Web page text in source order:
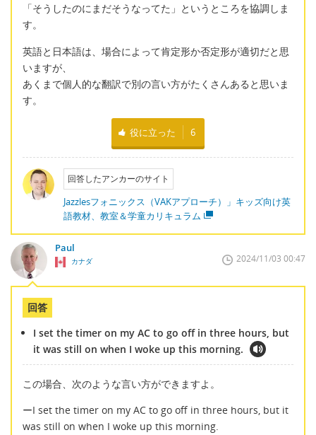
「そうしたのにまだそうなってた」というところを協調しま
す。
英語と日本語は、場合によって肯定形か否定形が適切だと思
いますが、
あくまで個人的な翻訳で別の言い方がたくさんあると思いま
す。
役に立った 6
回答したアンカーのサイト
Jazzlesフォニックス（VAKアプローチ）」キッズ向け英
語教材、教室＆学童カリキュラム
Paul
カナダ 2024/11/03 00:47
回答
I set the timer on my AC to go off in three hours, but
it was still on when I woke up this morning.
この場合、次のような言い方ができますよ。
ーI set the timer on my AC to go off in three hours, but it
was still on when I woke up this morning.